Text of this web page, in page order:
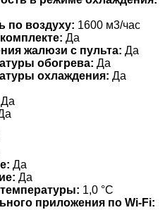
по воздуху: 1600 м3/час
Да
жалюзи с пульта: Да
обогрева: Да
охлаждения: Да
Да
Да
Да
1,0 °С
приложения по Wi-Fi: